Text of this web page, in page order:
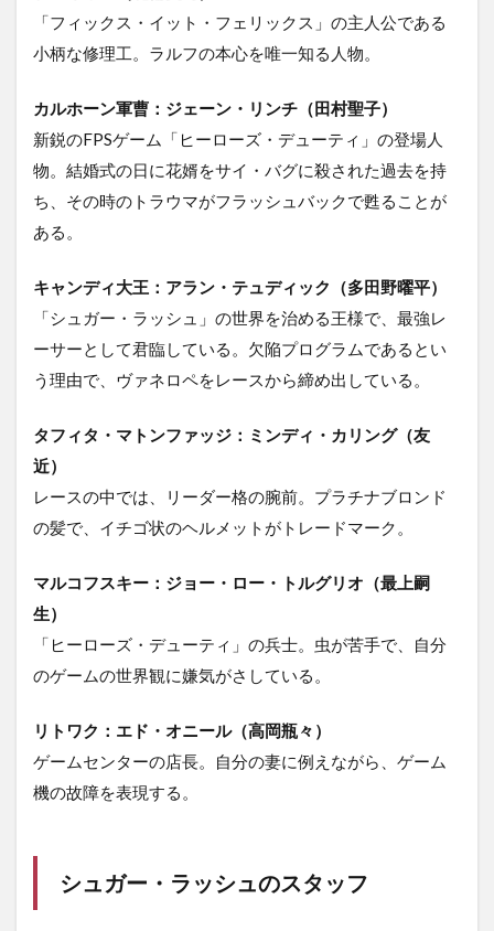
「フィックス・イット・フェリックス」の主人公である
小柄な修理工。ラルフの本心を唯一知る人物。
カルホーン軍曹：ジェーン・リンチ（田村聖子）
新鋭のFPSゲーム「ヒーローズ・デューティ」の登場人
物。結婚式の日に花婿をサイ・バグに殺された過去を持
ち、その時のトラウマがフラッシュバックで甦ることが
ある。
キャンディ大王：アラン・テュディック（多田野曜平）
「シュガー・ラッシュ」の世界を治める王様で、最強レ
ーサーとして君臨している。欠陥プログラムであるとい
う理由で、ヴァネロペをレースから締め出している。
タフィタ・マトンファッジ：ミンディ・カリング（友
近）
レースの中では、リーダー格の腕前。プラチナブロンド
の髪で、イチゴ状のヘルメットがトレードマーク。
マルコフスキー：ジョー・ロー・トルグリオ（最上嗣
生）
「ヒーローズ・デューティ」の兵士。虫が苦手で、自分
のゲームの世界観に嫌気がさしている。
リトワク：エド・オニール（高岡瓶々）
ゲームセンターの店長。自分の妻に例えながら、ゲーム
機の故障を表現する。
シュガー・ラッシュのスタッフ